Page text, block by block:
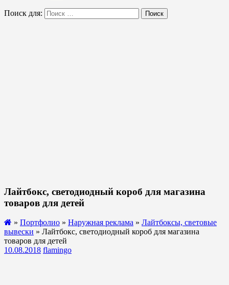
Поиск для: Поиск
Лайтбокс, светодиодный короб для магазина
товаров для детей
» Портфолио » Наружная реклама » Лайтбоксы, световые
вывески » Лайтбокс, светодиодный короб для магазина
товаров для детей
10.08.2018 flamingo